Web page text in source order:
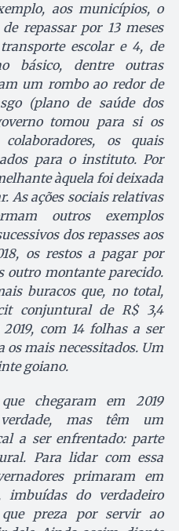
aos municípios, o
repassar por 13 meses
escolar e 4, de
básico, dentre outras
um rombo ao redor de
(plano de saúde dos
tomou para si os
os quais
para o instituto. Por
àquela foi deixada
As ações sociais relativas
outros exemplos
dos repasses aos
os restos a pagar por
outro montante parecido.
buracos que, no total,
conjuntural de R$ 3,4
com 14 folhas a ser
os mais necessitados. Um
goiano.
chegaram em 2019
mas têm um
a ser enfrentado: parte
Para lidar com essa
primaram em
imbuídas do verdadeiro
preza por servir ao